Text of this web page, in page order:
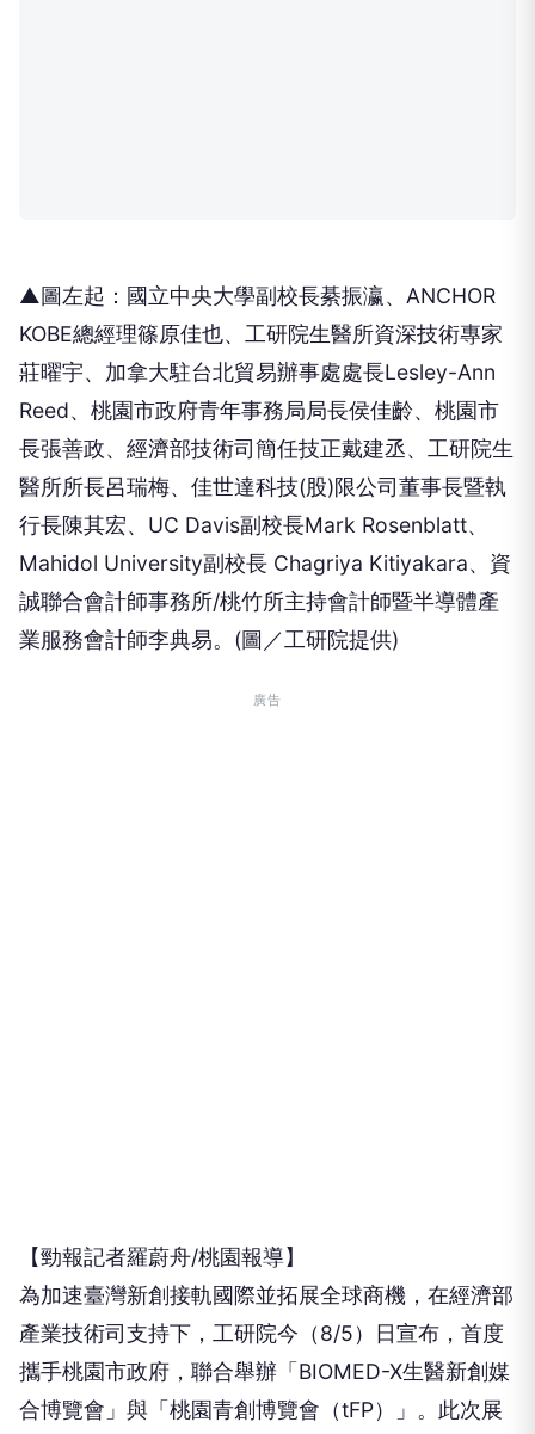
▲圖左起：國立中央大學副校長綦振瀛、ANCHOR
KOBE總經理篠原佳也、工研院生醫所資深技術專家
莊曜宇、加拿大駐台北貿易辦事處處長Lesley-Ann
Reed、桃園市政府青年事務局局長侯佳齡、桃園市
長張善政、經濟部技術司簡任技正戴建丞、工研院生
醫所所長呂瑞梅、佳世達科技(股)限公司董事長暨執
行長陳其宏、UC Davis副校長Mark Rosenblatt、
Mahidol University副校長 Chagriya Kitiyakara、資
誠聯合會計師事務所/桃竹所主持會計師暨半導體產
業服務會計師李典易。(圖／工研院提供)
廣告
【勁報記者羅蔚舟/桃園報導】
為加速臺灣新創接軌國際並拓展全球商機，在經濟部
產業技術司支持下，工研院今（8/5）日宣布，首度
攜手桃園市政府，聯合舉辦「BIOMED-X生醫新創媒
合博覽會」與「桃園青創博覽會（tFP）」。此次展